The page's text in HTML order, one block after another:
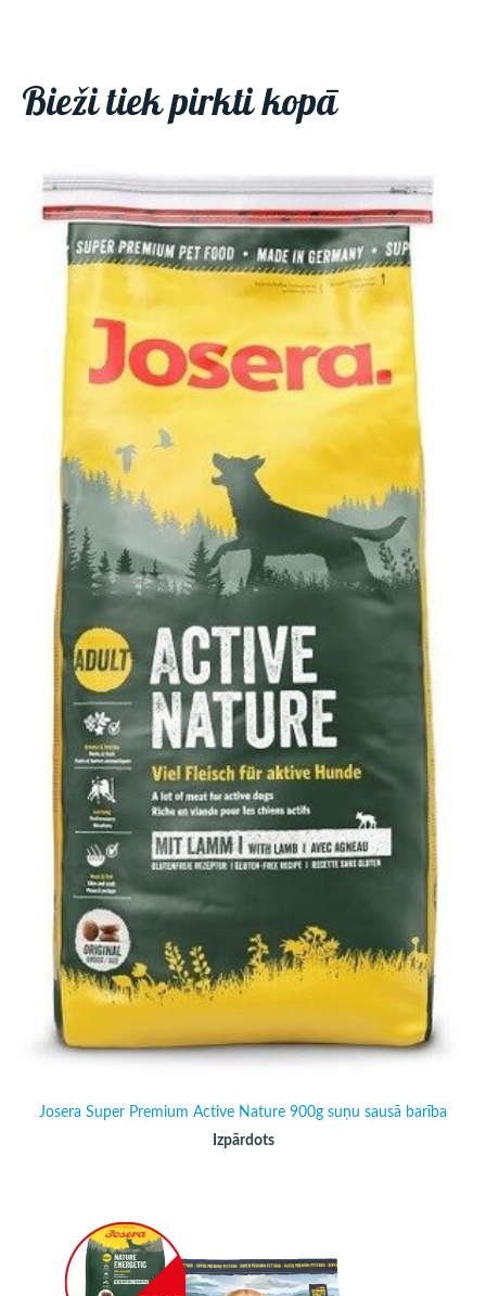
Bieži tiek pirkti kopā
Josera Super Premium Active Nature 900g suņu sausā barība
Izpārdots